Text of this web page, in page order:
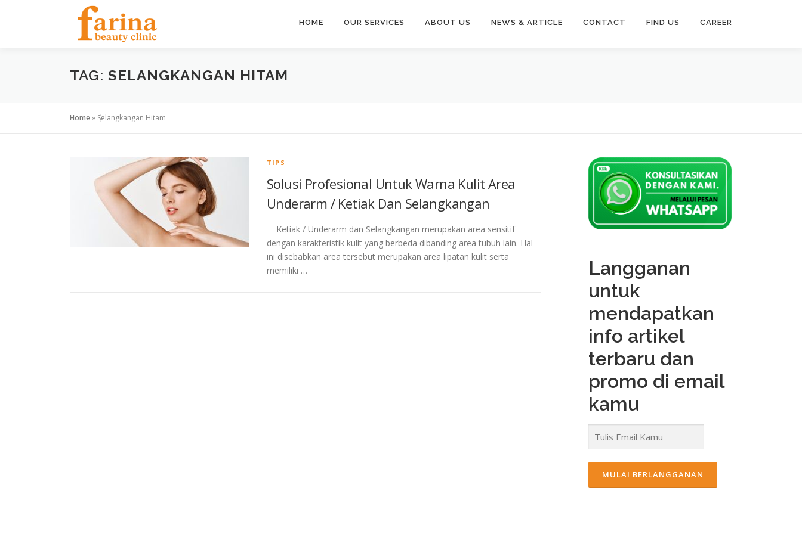
HOME OUR SERVICES ABOUT US NEWS & ARTICLE CONTACT FIND US CAREER
TAG: SELANGKANGAN HITAM
Home» Selangkangan Hitam
TIPS
Solusi Profesional Untuk Warna Kulit Area
Underarm / Ketiak Dan Selangkangan
Ketiak / Underarm dan Selangkangan merupakan area sensitif
dengan karakteristik kulit yang berbeda dibanding area tubuh lain. Hal
ini disebabkan area tersebut merupakan area lipatan kulit serta
memiliki …
Langganan
untuk
mendapatkan
info artikel
terbaru dan
promo di email
kamu